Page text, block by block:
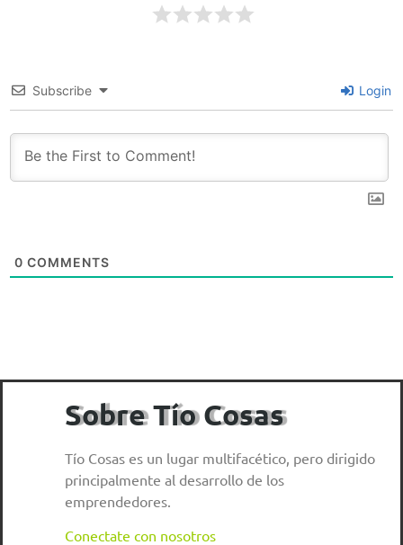
Subscribe Login
0 COMMENTS
Sobre Tío Cosas
Tío Cosas es un lugar multifacético, pero dirigido
principalmente al desarrollo de los
emprendedores.
Conectate con nosotros